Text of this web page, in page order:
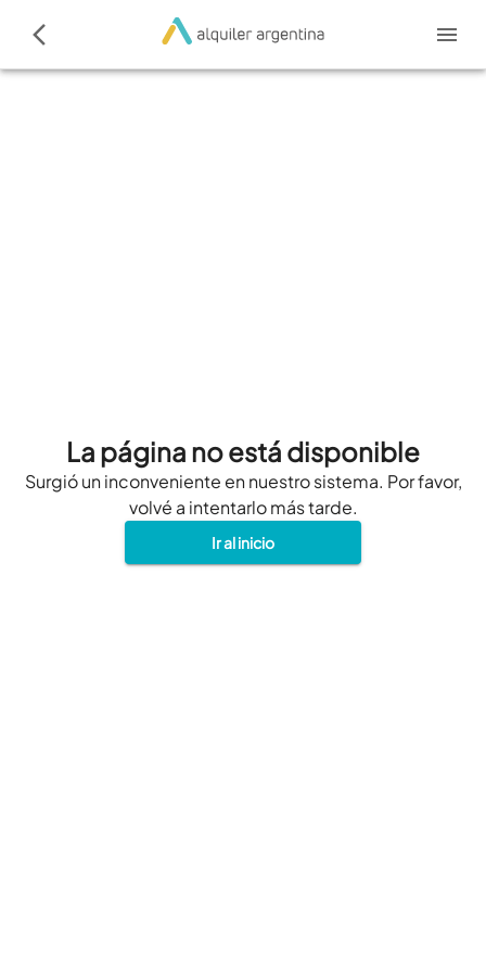
La página no está disponible
Surgió un inconveniente en nuestro sistema. Por favor,
volvé a intentarlo más tarde.
Ir al inicio